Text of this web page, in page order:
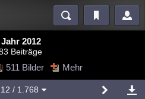
Blogs Videos
2012
Beiträge
511 Bilder Mehr
/ 1.768